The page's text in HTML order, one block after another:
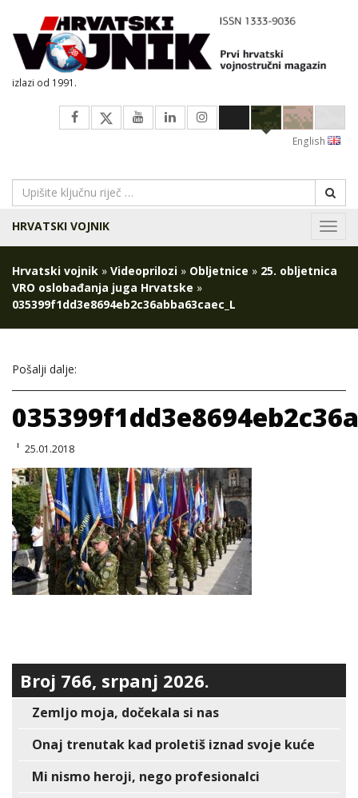
izlazi od 1991.
English
HRVATSKI VOJNIK
Hrvatski vojnik » Videoprilozi » Obljetnice » 25. obljetnica
VRO oslobađanja juga Hrvatske »
035399f1dd3e8694eb2c36abba63caec_L
Pošalji dalje:
25.01.2018
Broj 766, srpanj 2026.
Zemljo moja, dočekala si nas
Onaj trenutak kad proletiš iznad svoje kuće
Mi nismo heroji, nego profesionalci